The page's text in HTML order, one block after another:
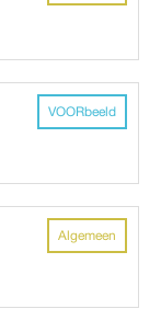
VOORbeeld
Algemeen